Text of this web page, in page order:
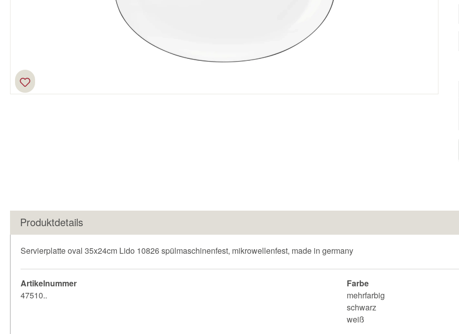
Produktdetails
Servierplatte oval 35x24cm Lido 10826 spülmaschinenfest, mikrowellenfest, made in germany
Artikelnummer
47510..
Farbe
mehrfarbig
schwarz
weiß